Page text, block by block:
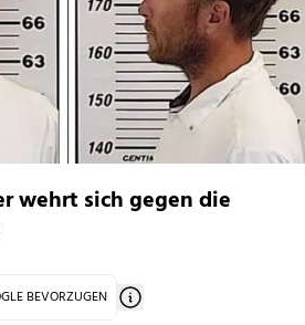
wehrt sich gegen die
BEVORZUGEN